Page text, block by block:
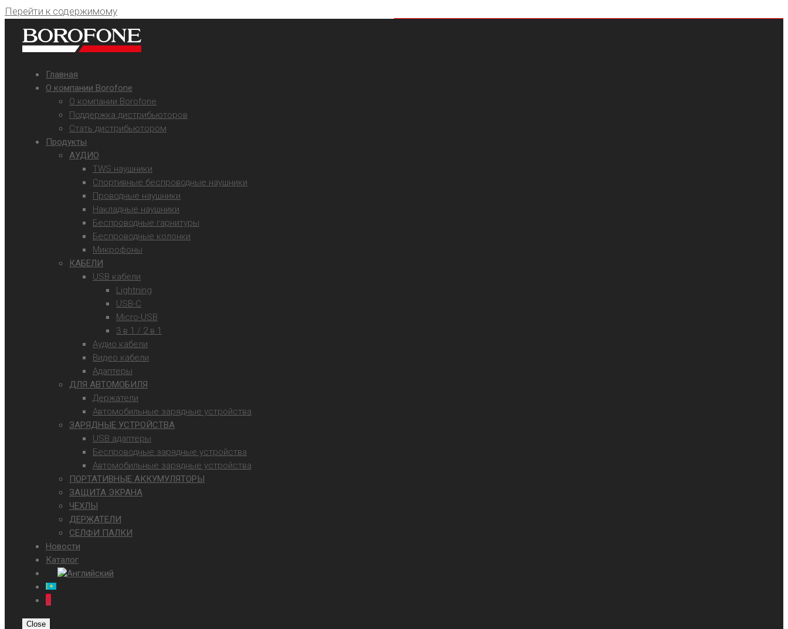
Перейти к содержимому
Главная
О компании Borofone
О компании Borofone
Поддержка дистрибьюторов
Стать дистрибьютором
Продукты
АУДИО
TWS наушники
Спортивные беспроводные наушники
Проводные наушники
Накладные наушники
Беспроводные гарнитуры
Беспроводные колонки
Микрофоны
КАБЕЛИ
USB кабели
Lightning
USB-C
Micro-USB
3 в 1 / 2 в 1
Аудио кабели
Видео кабели
Адаптеры
ДЛЯ АВТОМОБИЛЯ
Держатели
Автомобильные зарядные устройства
ЗАРЯДНЫЕ УСТРОЙСТВА
USB адаптеры
Беспроводные зарядные устройства
Автомобильные зарядные устройства
ПОРТАТИВНЫЕ АККУМУЛЯТОРЫ
ЗАЩИТА ЭКРАНА
ЧЕХЛЫ
ДЕРЖАТЕЛИ
СЕЛФИ ПАЛКИ
Новости
Каталог
0
Close